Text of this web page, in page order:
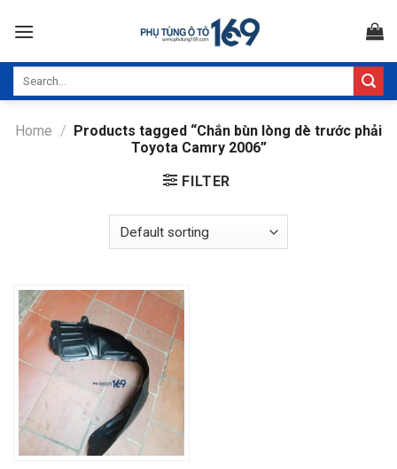
Home / Products tagged “Chắn bùn lòng dè trước phải
Toyota Camry 2006”
FILTER